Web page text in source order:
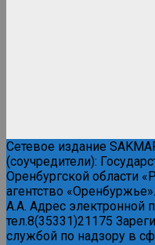
Сетевое издание
(соучредители):
Оренбургской области
агентство
А.А. Адрес электронной
тел.8(35331)21175
службой по надзору в